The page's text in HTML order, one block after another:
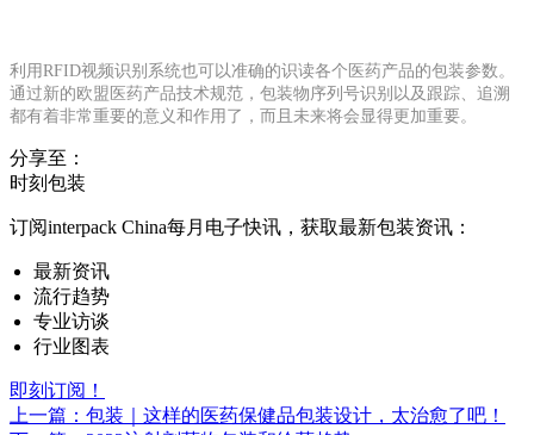
利用RFID视频识别系统也可以准确的识读各个医药产品的包装参数。
通过新的欧盟医药产品技术规范，包装物序列号识别以及跟踪、追溯
都有着非常重要的意义和作用了，而且未来将会显得更加重要。
分享至：
时刻包装
订阅interpack China每月电子快讯，获取最新包装资讯：
最新资讯
流行趋势
专业访谈
行业图表
即刻订阅！
上一篇：包装｜这样的医药保健品包装设计，太治愈了吧！